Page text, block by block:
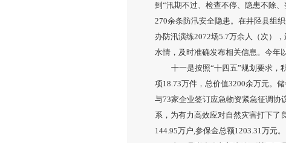
到“汛期不过、检查不停、隐患不除
270余条防汛安全隐患。在井陉县组
办防汛演练2072场5.7万余人（次）
水情，及时准确发布相关信息。今年
十一是按照“十四五”规划要求，
项18.73万件，总价值3200余万元。
与73家企业签订应急物资紧急征调协
系，为有力高效应对自然灾害打下了
144.95万户,参保金总额1203.31万元。